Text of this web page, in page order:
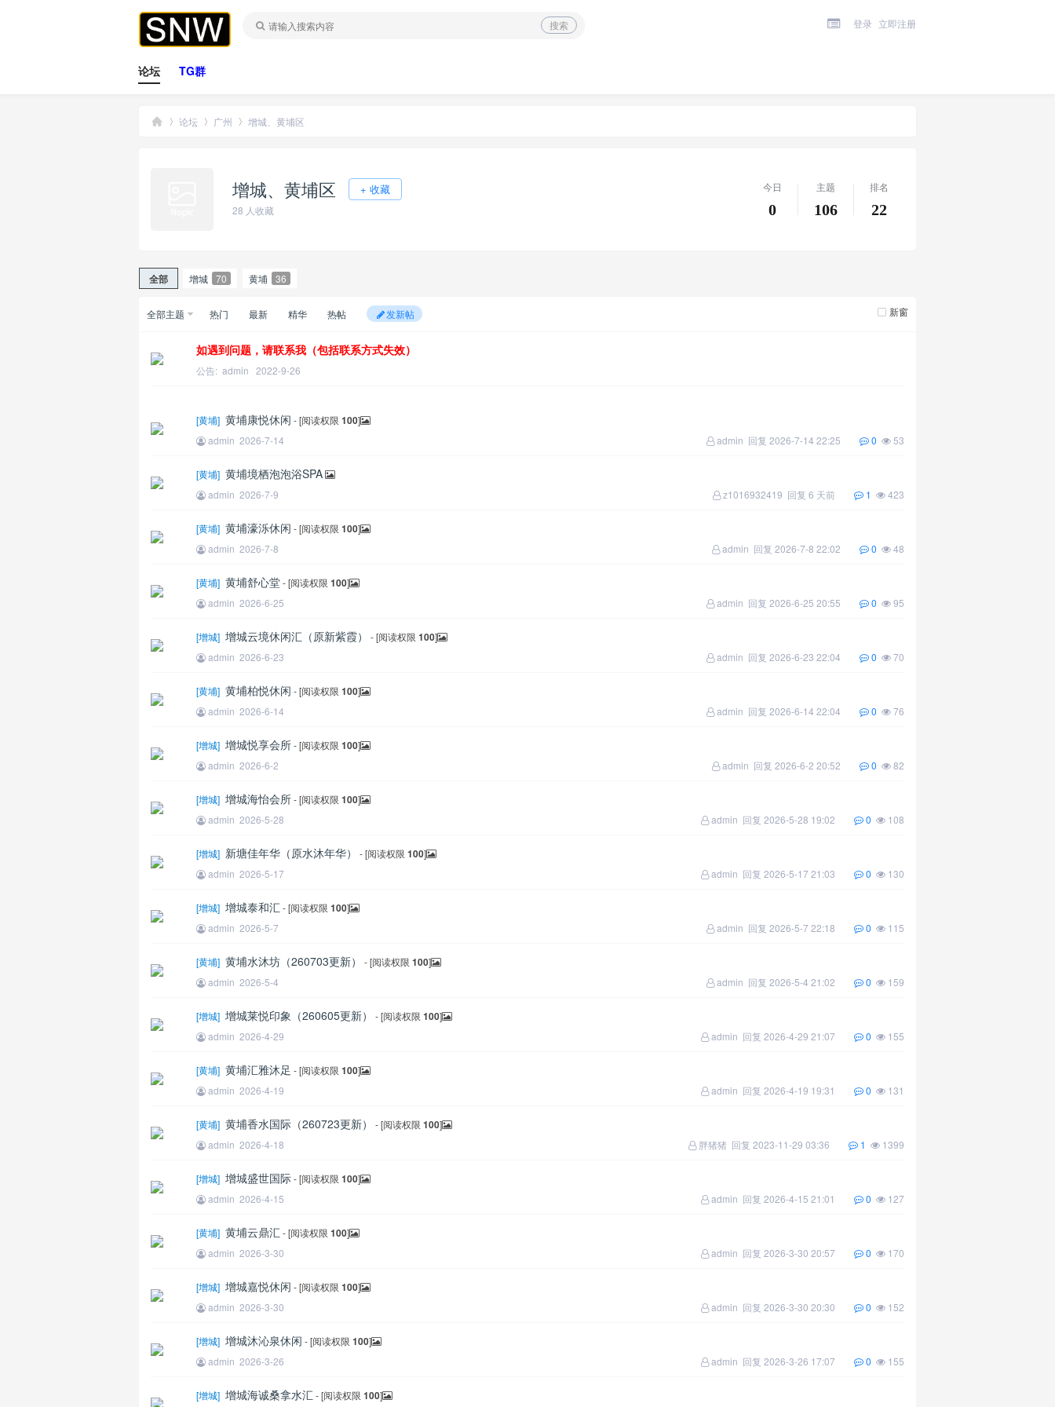
搜索 登录 立即注册
论坛 TG群
论坛 广州
›
增城、黄埔区
增城、黄埔区 + 收藏
28 人收藏
今日
0
主题
106
排名
22
全部 增城 70 黄埔 36
全部主题 热门 最新 精华 热帖 发新帖 新窗
如遇到问题，请联系我（包括联系方式失效）
公告: admin 2022-9-26
[黄埔] 黄埔康悦休闲 - [阅读权限 100]
admin 2026-7-14 53
0
admin 回复 2026-7-14 22:25
[黄埔] 黄埔境栖泡泡浴SPA
admin 2026-7-9 423
1
z1016932419 回复 6 天前
[黄埔] 黄埔濠泺休闲 - [阅读权限 100]
admin 2026-7-8 48
0
admin 回复 2026-7-8 22:02
[黄埔] 黄埔舒心堂- [阅读权限 100]
admin 2026-6-25 95
0
admin 回复 2026-6-25 20:55
[增城] 增城云境休闲汇（原新紫霞） - [阅读权限 100]
admin 2026-6-23 70
0
admin 回复 2026-6-23 22:04
[黄埔] 黄埔柏悦休闲 - [阅读权限 100]
admin 2026-6-14 76
0
admin 回复 2026-6-14 22:04
[增城] 增城悦享会所- [阅读权限 100]
admin 2026-6-2 82
0
admin 回复 2026-6-2 20:52
[增城] 增城海怡会所- [阅读权限 100]
admin 2026-5-28 108
0
admin 回复 2026-5-28 19:02
[增城] 新塘佳年华（原水沐年华） - [阅读权限 100]
admin 2026-5-17 130
0
admin 回复 2026-5-17 21:03
[增城] 增城泰和汇 - [阅读权限 100]
admin 2026-5-7 115
0
admin 回复 2026-5-7 22:18
[黄埔] 黄埔水沐坊（260703更新） - [阅读权限 100]
admin 2026-5-4 159
0
admin 回复 2026-5-4 21:02
[增城] 增城莱悦印象（260605更新） - [阅读权限 100]
admin 2026-4-29 155
0
admin 回复 2026-4-29 21:07
[黄埔] 黄埔汇雅沐足 - [阅读权限 100]
admin 2026-4-19 131
0
admin 回复 2026-4-19 19:31
[黄埔] 黄埔香水国际（260723更新） - [阅读权限 100]
admin 2026-4-18 1399
1
胖猪猪 回复 2023-11-29 03:36
[增城] 增城盛世国际- [阅读权限 100]
admin 2026-4-15 127
0
admin 回复 2026-4-15 21:01
[黄埔] 黄埔云鼎汇 - [阅读权限 100]
admin 2026-3-30 170
0
admin 回复 2026-3-30 20:57
[增城] 增城嘉悦休闲 - [阅读权限 100]
admin 2026-3-30 152
0
admin 回复 2026-3-30 20:30
[增城] 增城沐沁泉休闲 - [阅读权限 100]
admin 2026-3-26 155
0
admin 回复 2026-3-26 17:07
[增城] 增城海诚桑拿水汇 - [阅读权限 100]